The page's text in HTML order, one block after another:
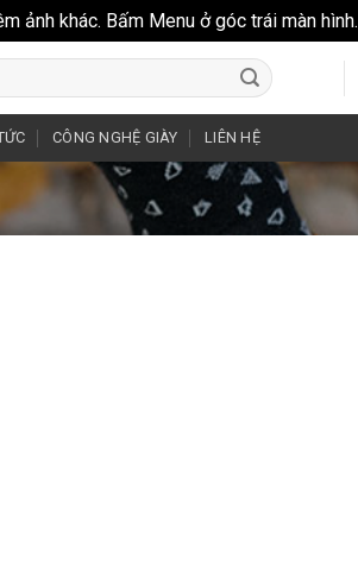
ảnh khác. Bấm Menu ở góc trái màn hình.
CÔNG NGHỆ GIÀY LIÊN HỆ